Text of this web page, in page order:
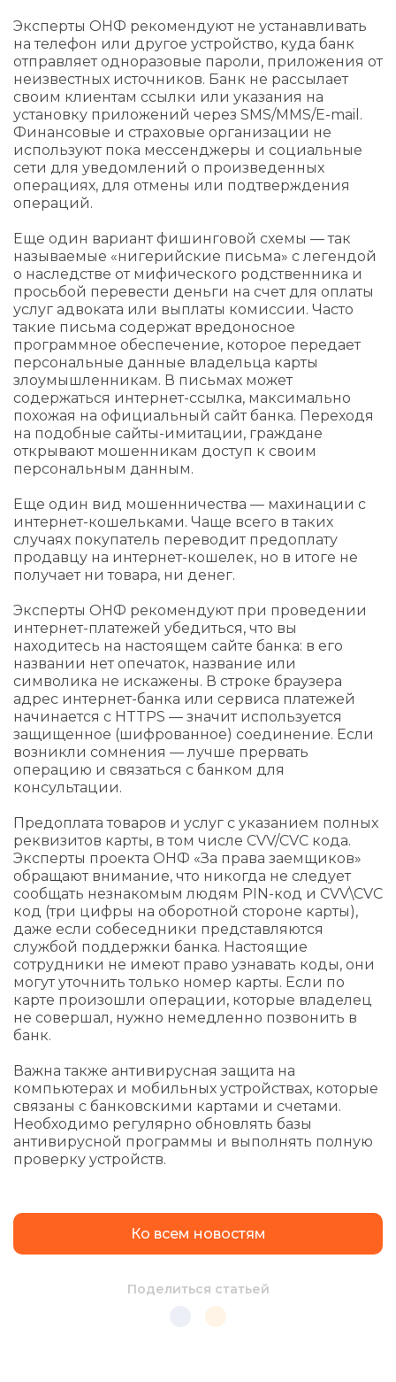
Эксперты ОНФ рекомендуют не устанавливать
на телефон или другое устройство, куда банк
отправляет одноразовые пароли, приложения от
неизвестных источников. Банк не рассылает
своим клиентам ссылки или указания на
установку приложений через SMS/MMS/E-mail.
Финансовые и страховые организации не
используют пока мессенджеры и социальные
сети для уведомлений о произведенных
операциях, для отмены или подтверждения
операций.
Еще один вариант фишинговой схемы — так
называемые «нигерийские письма» с легендой
о наследстве от мифического родственника и
просьбой перевести деньги на счет для оплаты
услуг адвоката или выплаты комиссии. Часто
такие письма содержат вредоносное
программное обеспечение, которое передает
персональные данные владельца карты
злоумышленникам. В письмах может
содержаться интернет-ссылка, максимально
похожая на официальный сайт банка. Переходя
на подобные сайты-имитации, граждане
открывают мошенникам доступ к своим
персональным данным.
Еще один вид мошенничества — махинации с
интернет-кошельками. Чаще всего в таких
случаях покупатель переводит предоплату
продавцу на интернет-кошелек, но в итоге не
получает ни товара, ни денег.
Эксперты ОНФ рекомендуют при проведении
интернет-платежей убедиться, что вы
находитесь на настоящем сайте банка: в его
названии нет опечаток, название или
символика не искажены. В строке браузера
адрес интернет-банка или сервиса платежей
начинается с HTTPS — значит используется
защищенное (шифрованное) соединение. Если
возникли сомнения — лучше прервать
операцию и связаться с банком для
консультации.
Предоплата товаров и услуг с указанием полных
реквизитов карты, в том числе CVV/CVC кода.
Эксперты проекта ОНФ «За права заемщиков»
обращают внимание, что никогда не следует
сообщать незнакомым людям PIN-код и CVV\CVC
код (три цифры на оборотной стороне карты),
даже если собеседники представляются
службой поддержки банка. Настоящие
сотрудники не имеют право узнавать коды, они
могут уточнить только номер карты. Если по
карте произошли операции, которые владелец
не совершал, нужно немедленно позвонить в
банк.
Важна также антивирусная защита на
компьютерах и мобильных устройствах, которые
связаны с банковскими картами и счетами.
Необходимо регулярно обновлять базы
антивирусной программы и выполнять полную
проверку устройств.
Ко всем новостям
Поделиться статьей